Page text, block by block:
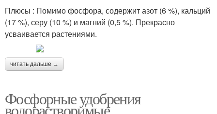
Плюсы : Помимо фосфора, содержит азот (6 %), кальций
(17 %), серу (10 %) и магний (0,5 %). Прекрасно
усваивается растениями.
читать дальше →
Фосфорные удобрения